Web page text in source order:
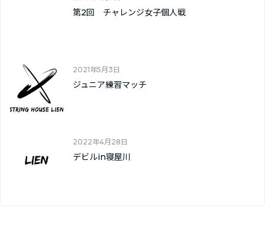
第2回 チャレンジ女子個人戦
2021年5月3日
ジュニア練習マッチ
2022年4月28日
デビルin寝屋川